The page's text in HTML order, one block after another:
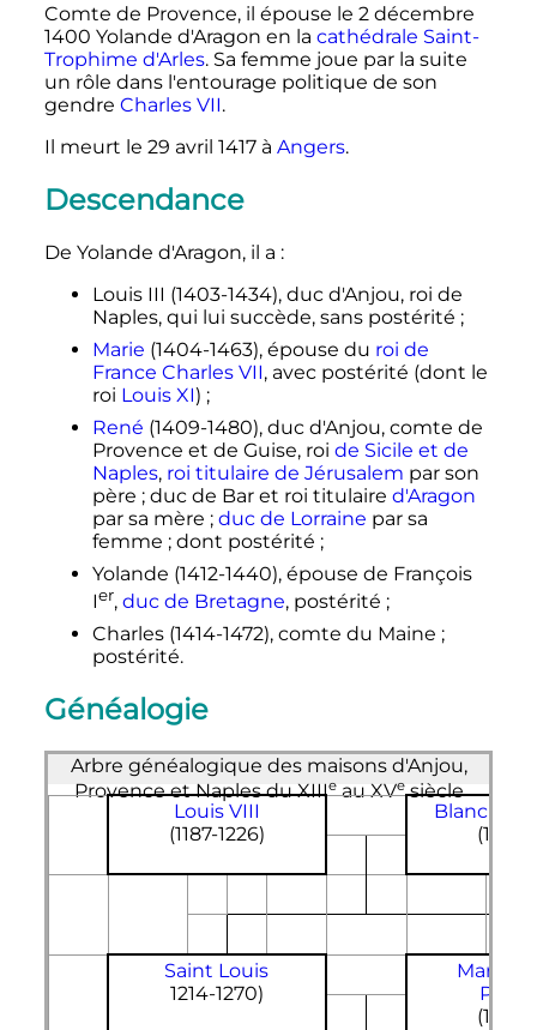
Comte de Provence, il épouse le 2 décembre
1400 Yolande d'Aragon en la cathédrale Saint-
Trophime d'Arles. Sa femme joue par la suite
un rôle dans l'entourage politique de son
gendre Charles VII.
Il meurt le 29 avril 1417à Angers.
Descendance
De Yolande d'Aragon, il a :
Louis III (1403-1434), duc d'Anjou, roi de
Naples, qui lui succède, sans postérité ;
Marie (1404-1463), épouse du roi de
France Charles VII, avec postérité (dont le
roi Louis XI) ;
René (1409-1480), duc d'Anjou, comte de
Provence et de Guise, roi de Sicile et de
Naples, roi titulaire de Jérusalem par son
père ; duc de Bar et roi titulaire d'Aragon
par sa mère ; duc de Lorraine par sa
femme ; dont postérité ;
Yolande (1412-1440), épouse de François
Ier, duc de Bretagne, postérité ;
Charles (1414-1472), comte du Maine ;
postérité.
Généalogie
Arbre généalogique des maisons d'Anjou,
Provence et Naples duXIIIe au XVesiècle
Louis VIII
(1187-1226)
Blanche
(1188-
Saint Louis
1214-1270)
(1221-